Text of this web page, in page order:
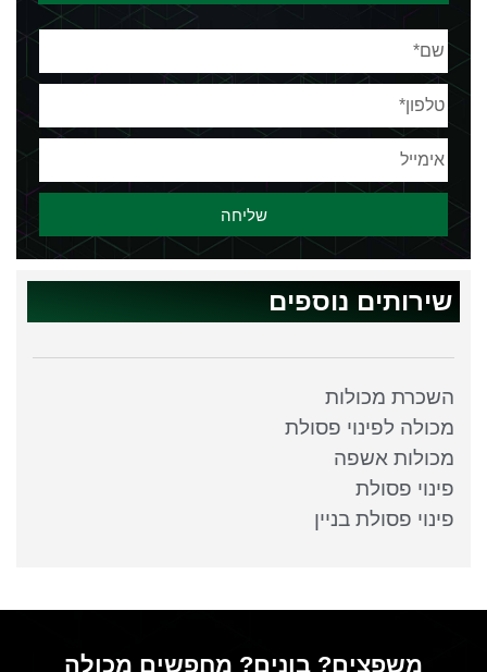
שליחה
שירותים נוספים
השכרת מכולות
מכולה לפינוי פסולת
מכולות אשפה
פינוי פסולת
פינוי פסולת בניין
משפצים? בונים? מחפשים מכולה